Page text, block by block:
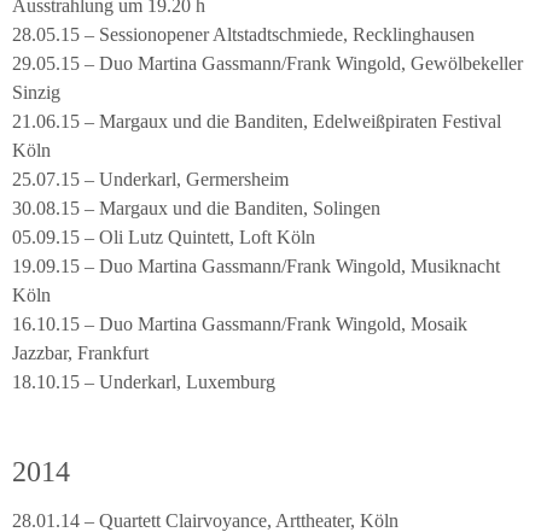
Ausstrahlung um 19.20 h
28.05.15 – Sessionopener Altstadtschmiede, Recklinghausen
29.05.15 – Duo Martina Gassmann/Frank Wingold, Gewölbekeller
Sinzig
21.06.15 – Margaux und die Banditen, Edelweißpiraten Festival
Köln
25.07.15 – Underkarl, Germersheim
30.08.15 – Margaux und die Banditen, Solingen
05.09.15 – Oli Lutz Quintett, Loft Köln
19.09.15 – Duo Martina Gassmann/Frank Wingold, Musiknacht
Köln
16.10.15 – Duo Martina Gassmann/Frank Wingold, Mosaik
Jazzbar, Frankfurt
18.10.15 – Underkarl, Luxemburg
2014
28.01.14 – Quartett Clairvoyance, Arttheater, Köln